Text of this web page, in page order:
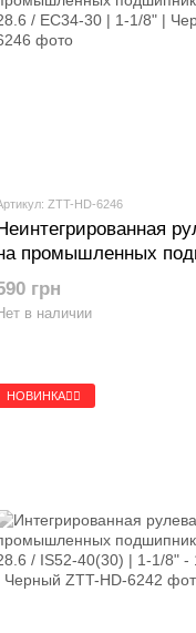
ZTT-HD-6246
промышленных
| EC34-28.6 /
грн
в наличии
НОВИНКА🚴‍♂️